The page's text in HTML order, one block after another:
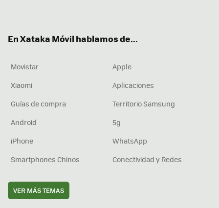
En Xataka Móvil hablamos de...
Movistar
Apple
Xiaomi
Aplicaciones
Guías de compra
Territorio Samsung
Android
5g
iPhone
WhatsApp
Smartphones Chinos
Conectividad y Redes
VER MÁS TEMAS